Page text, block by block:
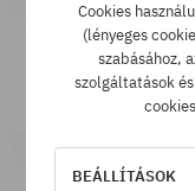
Cookies
(lényeges
szabásához,
szolgáltatások
BEÁLLÍTÁSOK